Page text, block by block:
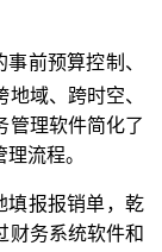
前预算控制、
域、跨时空、
管理软件简化了
流程。
填报报销单，乾
财务系统软件和